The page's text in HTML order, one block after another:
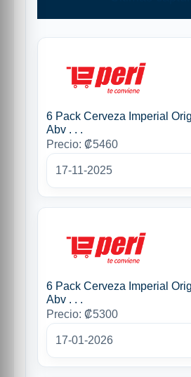
6 Pack Cerveza Imperial
Abv . . .
Precio: ₡5460
17-11-2025
6 Pack Cerveza Imperial
Abv . . .
Precio: ₡5300
17-01-2026